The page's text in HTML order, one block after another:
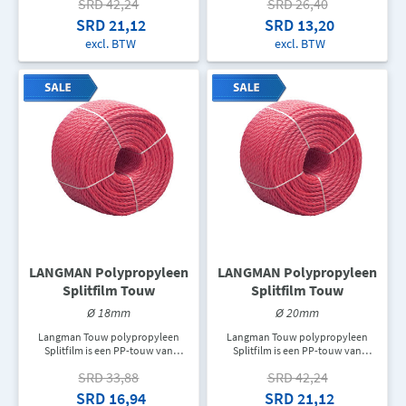
hijskabel, zweeflijn, verschillende
twijnen en verpakkingskabel,
touw voor ladders, trekkoord of
als een doorvoerleiding om allerlei
rol zit er 220M touw. De
aangegeven prijs is de prijs per
meter.
SRD 21,12
excl. BTW
hijskabel, zweeflijn, verschillende
twijnen en verpakkingskabel,
touw voor ladders, trekkoord of
als een doorvoerleiding om allerlei
rol zit er 220M touw. De
aangegeven prijs is de prijs per
meter.
SRD 13,20
excl. BTW
LANGMAN Polypropyleen
Splitfilm Touw
Ø 18mm
Langman Touw polypropyleen
Splitfilm is een PP-touw van
hijskabel, zweeflijn, verschillende
twijnen en verpakkingskabel,
SRD 33,88
SRD 16,94
LANGMAN Polypropyleen
Splitfilm Touw
Ø 20mm
Langman Touw polypropyleen
Splitfilm is een PP-touw van
hijskabel, zweeflijn, verschillende
twijnen en verpakkingskabel,
SRD 42,24
SRD 21,12